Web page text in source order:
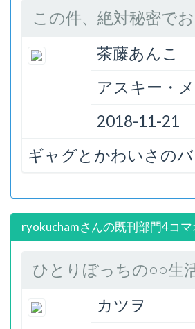
この件、絶対秘密で
茶藤あんこ
アスキー・
2018-11-21
ギャグとかわいさのバ
ryokuchamさんの既刊部門4コ
ひとりぼっちの○○生
カツヲ